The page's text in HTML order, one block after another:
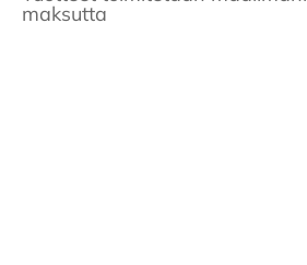
maksutta